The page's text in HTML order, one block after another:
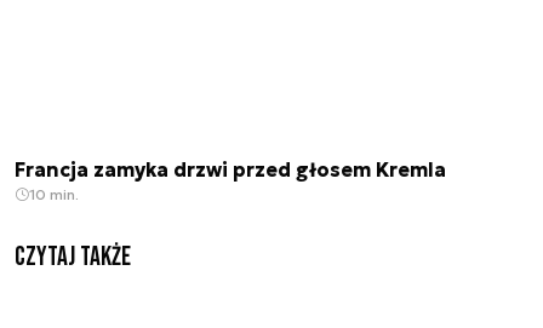
Francja zamyka drzwi przed głosem Kremla
10 min.
Czytaj także